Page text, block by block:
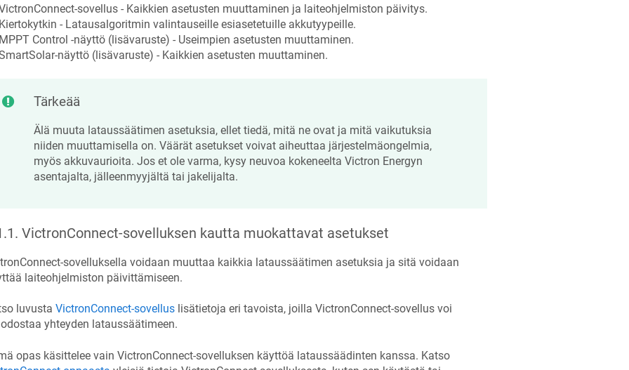
sovellus - Kaikkien asetusten muuttaminen ja laiteohjelmiston päivitys.
- Latausalgoritmin valintauseille esiasetetuille akkutyypeille.
Control -näyttö (lisävaruste) - Useimpien asetusten muuttaminen.
näyttö (lisävaruste) - Kaikkien asetusten muuttaminen.
Tärkeää
Älä muuta lataussäätimen asetuksia, ellet tiedä, mitä ne ovat ja mitä vaikutuksia
niiden muuttamisella on. Väärät asetukset voivat aiheuttaa järjestelmäongelmia,
myös akkuvaurioita. Jos et ole varma, kysy neuvoa kokeneelta Victron Energyn
asentajalta, jälleenmyyjältä tai jakelijalta.
. VictronConnect-sovelluksen kautta muokattavat asetukset
sovelluksella voidaan muuttaa kaikkia lataussäätimen asetuksia ja sitä voidaan
laiteohjelmiston päivittämiseen.
luvusta VictronConnect-sovelluslisätietoja eri tavoista, joilla VictronConnect-sovellus voi
yhteyden lataussäätimeen.
opas käsittelee vain VictronConnect-sovelluksen käyttöä lataussäädinten kanssa. Katso